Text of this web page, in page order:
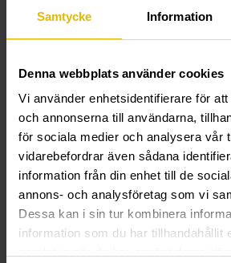
Samtycke Information
Denna webbplats använder cookies
Vi använder enhetsidentifierare för
och annonserna till användarna,
för sociala medier och analysera vår
vidarebefordrar även sådana
information från din enhet till de
annons- och analysföretag som vi
Dessa kan i sin tur kombinera
information som du har tillhandahållit
TEKNISK INFORMATION